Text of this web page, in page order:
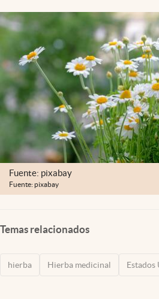
USA
Fuente: pixabay
Fuente: pixabay
Temas relacionados
hierba Hierba medicinal Estados